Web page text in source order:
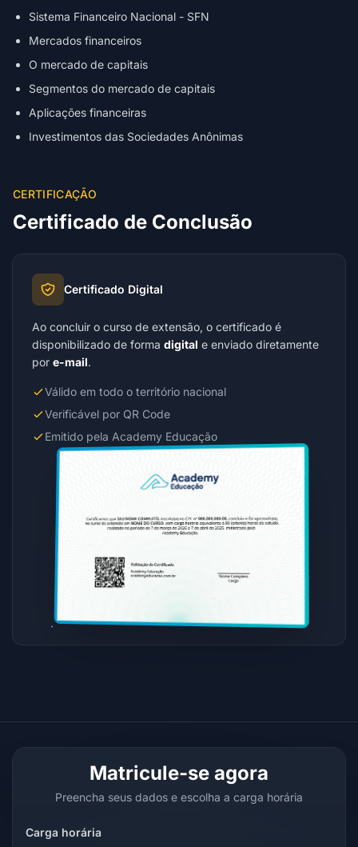
Sistema Financeiro Nacional - SFN
Mercados financeiros
O mercado de capitais
Segmentos do mercado de capitais
Aplicações financeiras
Investimentos das Sociedades Anônimas
CERTIFICAÇÃO
Certificado de Conclusão
Certificado Digital
Ao concluir o curso de extensão, o certificado é
disponibilizado de forma digital e enviado diretamente
por e-mail.
Válido em todo o território nacional
Verificável por QR Code
Emitido pela Academy Educação
Matricule-se agora
Preencha seus dados e escolha a carga horária
Carga horária